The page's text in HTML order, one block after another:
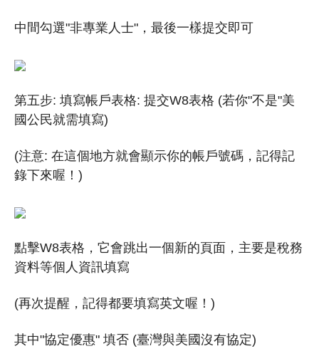
中間勾選"非專業人士"，最後一樣提交即可
第五步: 填寫帳戶表格: 提交W8表格 (若你"不是"美
國公民就需填寫)
(注意: 在這個地方就會顯示你的帳戶號碼，記得記
錄下來喔！)
點擊W8表格，它會跳出一個新的頁面，主要是稅務
資料等個人資訊填寫
(再次提醒，記得都要填寫英文喔！)
其中"協定優惠" 填否 (臺灣與美國沒有協定)